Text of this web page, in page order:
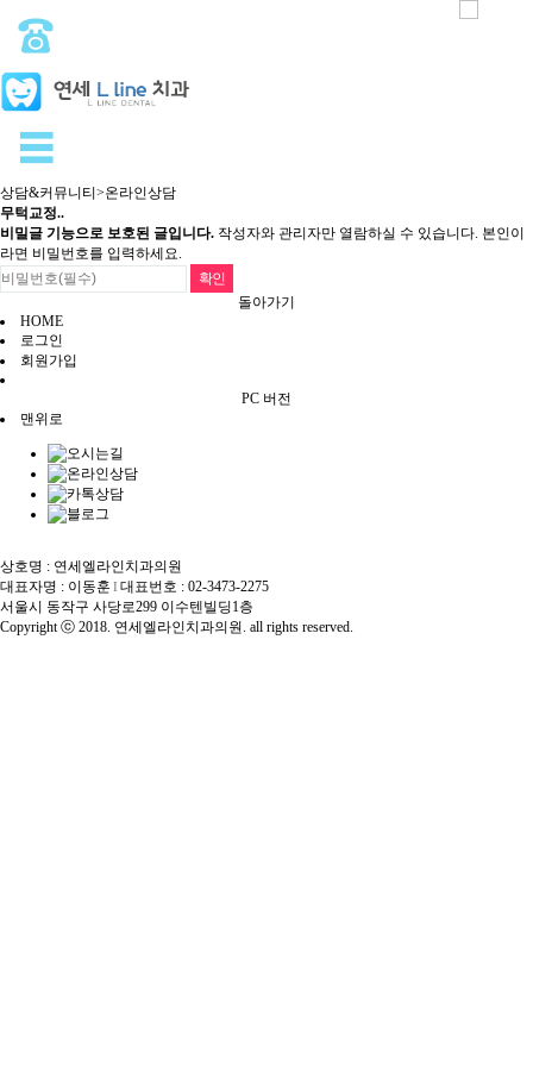
상담&커뮤니티 >온라인상담
무턱교정..
비밀글 기능으로 보호된 글입니다. 작성자와 관리자만 열람하실 수 있습니다. 본인이
라면 비밀번호를 입력하세요.
돌아가기
HOME
로그인
회원가입
PC 버전
맨위로
상호명 : 연세엘라인치과의원
대표자명 : 이동훈 I 대표번호 : 02-3473-2275
서울시 동작구 사당로299 이수텐빌딩1층
Copyright ⓒ 2018. 연세엘라인치과의원. all rights reserved.